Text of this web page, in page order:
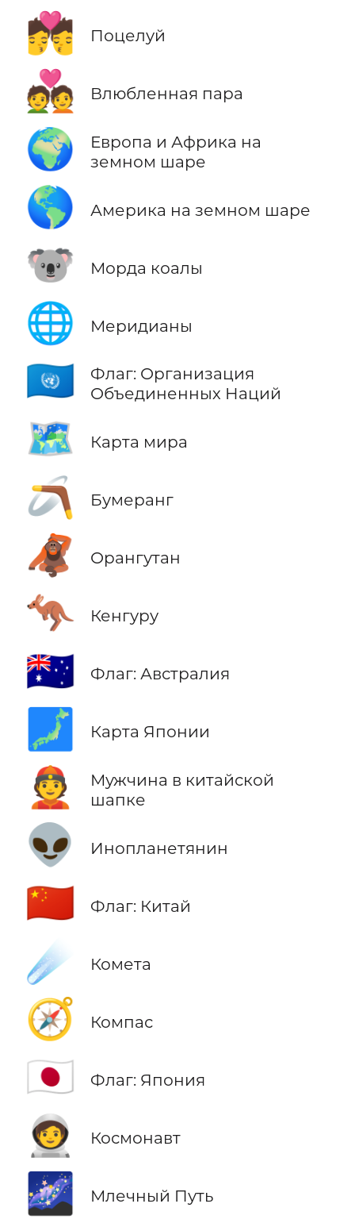
💏 Поцелуй
💑 Влюбленная пара
🌍
Европа и Африка на
земном шаре
🌎 Америка на земном шаре
🐨 Морда коалы
🌐 Меридианы
🇺🇳
Флаг: Организация
Объединенных Наций
🗺️ Карта мира
🪃 Бумеранг
🦧 Орангутан
🦘 Кенгуру
🇦🇺 Флаг: Австралия
🗾 Карта Японии
👲
Мужчина в китайской
шапке
👽 Инопланетянин
🇨🇳 Флаг: Китай
☄️ Комета
🧭 Компас
🇯🇵 Флаг: Япония
🧑‍🚀 Космонавт
🌌 Млечный Путь